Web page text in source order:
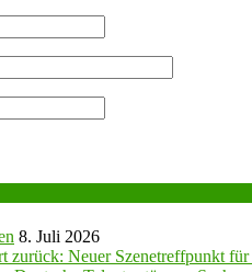
8. Juli 2026
zurück: Neuer Szenetreffpunkt